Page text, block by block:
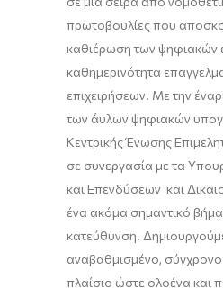
πρωτοβουλίες που
καθιέρωση των ψηφιακών
καθημερινότητα
επιχειρήσεων. Με την
των άυλων ψηφιακών
Κεντρικής Ένωσης
σε συνεργασία με τα
και Επενδύσεων και
ένα ακόμα σημαντικό
κατεύθυνση.
αναβαθμισμένο,
πλαίσιο ώστε ολοένα και